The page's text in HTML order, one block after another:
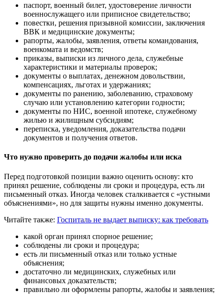
паспорт, военный билет, удостоверение личности
военнослужащего или приписное свидетельство;
повестки, решения призывной комиссии, заключения
ВВК и медицинские документы;
рапорты, жалобы, заявления, ответы командования,
военкомата и ведомств;
приказы, выписки из личного дела, служебные
характеристики и материалы проверок;
документы о выплатах, денежном довольствии,
компенсациях, льготах и удержаниях;
документы по ранению, заболеванию, страховому
случаю или установлению категории годности;
документы по НИС, военной ипотеке, служебному
жилью и жилищным субсидиям;
переписка, уведомления, доказательства подачи
документов и получения ответов.
Что нужно проверить до подачи жалобы или иска
Перед подготовкой позиции важно оценить основу: кто
принял решение, соблюдены ли сроки и процедура, есть ли
письменный отказ. Иногда человек сталкивается с «устными
объяснениями», но для защиты нужны именно документы.
Читайте также: Госпиталь не выдает выписку: как требовать
какой орган принял спорное решение;
соблюдены ли сроки и процедура;
есть ли письменный отказ или только устные
объяснения;
достаточно ли медицинских, служебных или
финансовых доказательств;
правильно ли оформлены рапорты, жалобы и заявления;